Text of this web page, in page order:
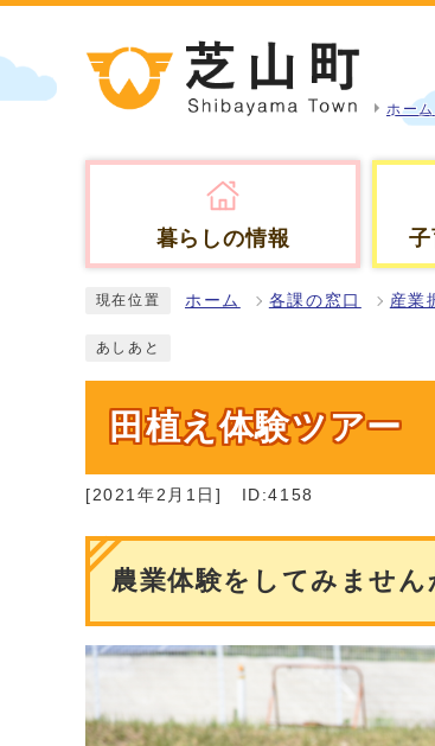
ホーム
暮らしの情報
現在位置 ホーム 各課の窓口 産業
あしあと
田植え体験ツアー
[2021年2月1日] ID:4158
農業体験をしてみません